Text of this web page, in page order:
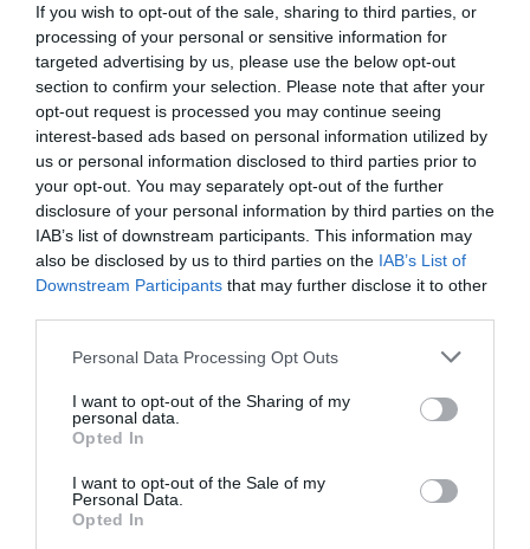
If you wish to opt-out of the sale, sharing to third parties, or
processing of your personal or sensitive information for
targeted advertising by us, please use the below opt-out
section to confirm your selection. Please note that after your
opt-out request is processed you may continue seeing
interest-based ads based on personal information utilized by
us or personal information disclosed to third parties prior to
your opt-out. You may separately opt-out of the further
disclosure of your personal information by third parties on the
IAB’s list of downstream participants. This information may
also be disclosed by us to third parties on the IAB’s List of
Downstream Participants that may further disclose it to other
Please note that this website/app uses one or more Google
not limited to your visit or usage behaviour. You may click to
grant or deny consent to Google and its third-party tags to
use your data for below specified purposes in below Google
consent section.
Personal Data Processing Opt Outs
I want to opt-out of the Sharing of my
personal data.
Opted In
I want to opt-out of the Sale of my
Personal Data.
Opted In
περιβάλλοντα, σχεδιασμένα για κάθε στιγμή
της ημέρας.
Το αποτέλεσμα είναι εκλεπτυσμένο,
ανεπιτήδευτο και διαχρονικά κομψό: ένας
χώρος που τιμά το πνεύμα του ιστορικού του
προκατόχου, χωρίς να αρκείται σε μια
αίσθηση νοσταλγίας
Με τοByzantino Grande Brasserie, ένα ακόμη
πολυαγαπημένο τοπόσημο επιστρέφει στην
πόλη μέσα από μια νέα εκδοχή που μοιάζει
ταυτόχρονα οικεία και σύγχρονη. Το
Byzantinoείναι ανοιχτό σε όλους, βαθιά
συνδεδεμένο με τη συλλογική μνήμη της